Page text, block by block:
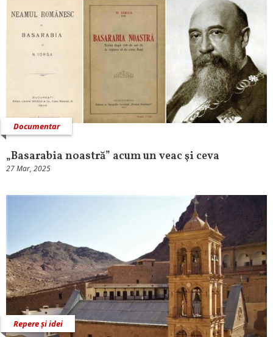
Documentar
„Basarabia noastră” acum un veac şi ceva
27 Mar, 2025
Repere și idei